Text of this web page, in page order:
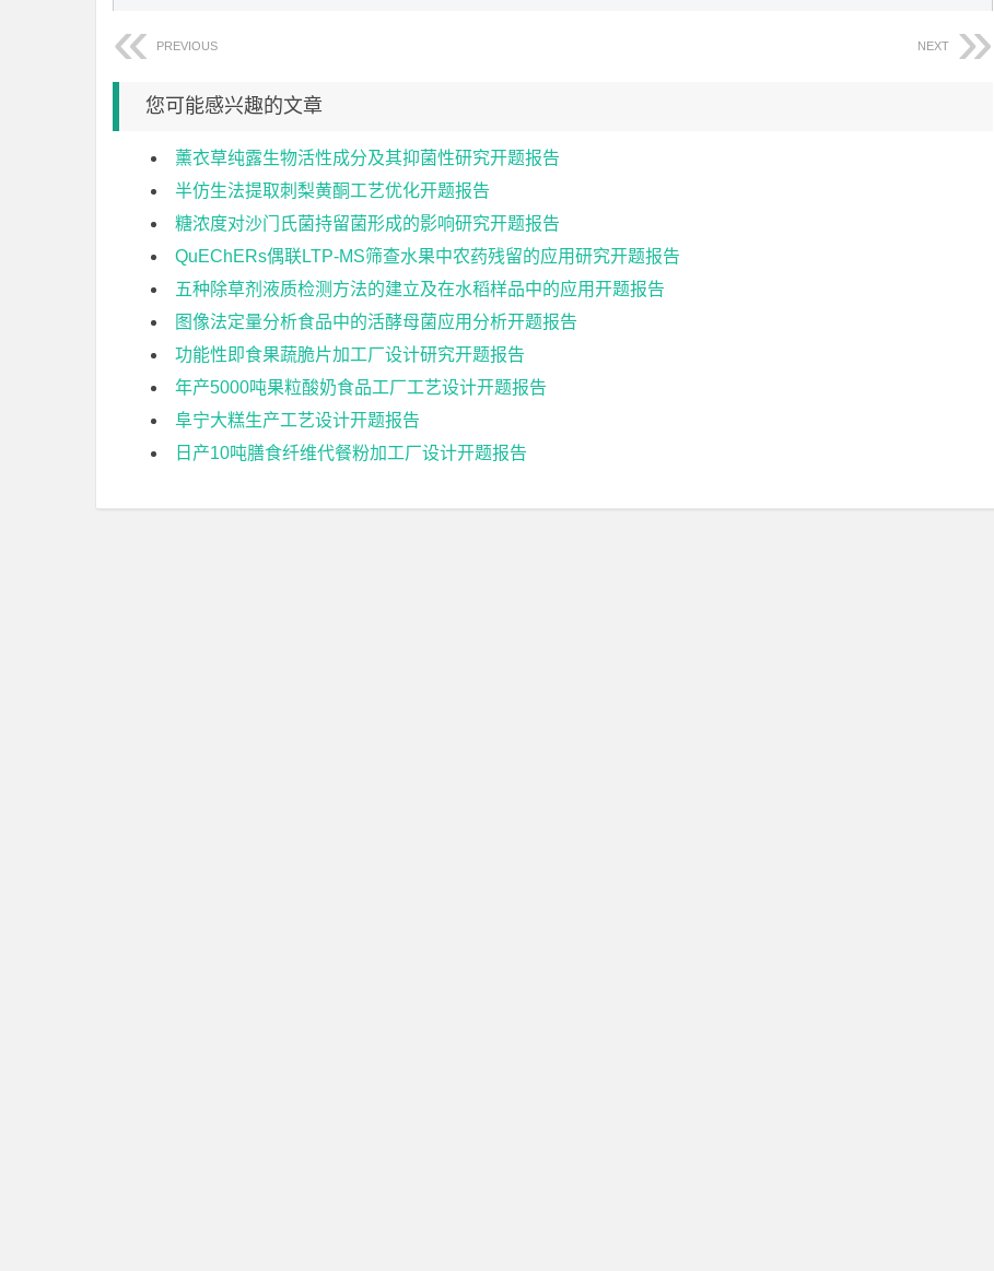
PREVIOUS NEXT
您可能感兴趣的文章
薰衣草纯露生物活性成分及其抑菌性研究开题报告
半仿生法提取刺梨黄酮工艺优化开题报告
糖浓度对沙门氏菌持留菌形成的影响研究开题报告
QuEChERs偶联LTP-MS筛查水果中农药残留的应用研究开题报告
五种除草剂液质检测方法的建立及在水稻样品中的应用开题报告
图像法定量分析食品中的活酵母菌应用分析开题报告
功能性即食果蔬脆片加工厂设计研究开题报告
年产5000吨果粒酸奶食品工厂工艺设计开题报告
阜宁大糕生产工艺设计开题报告
日产10吨膳食纤维代餐粉加工厂设计开题报告